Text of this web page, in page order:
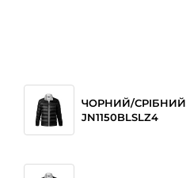
ЧОРНИЙ/СРІБНИЙ
JN1150BLSLZ4